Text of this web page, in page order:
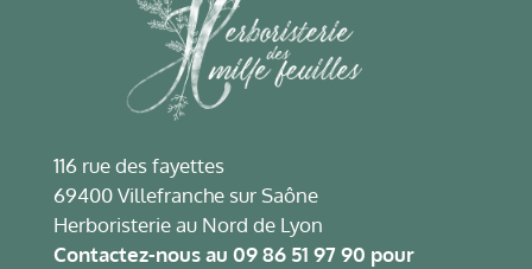
116 rue des fayettes
69400 Villefranche sur Saône
Herboristerie au Nord de Lyon
Contactez-nous au 09 86 51 97 90 pour